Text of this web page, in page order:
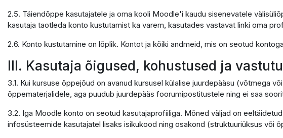
2.5. Täiendõppe kasutajatele ja oma kooli Moodle'i kaudu sisenevatele
kasutaja taotleda konto kustutamist ka varem, kasutades vastavat linki oma
2.6. Konto kustutamine on lõplik. Kontot ja kõiki andmeid, mis on seotud
III. Kasutaja õigused, kohustused ja
3.1. Kui kursuse õppejõud on avanud kursusel külalise juurdepääsu (võtmega
õppematerjalidele, aga puudub juurdepääs foorumipostitustele ning ei saa
3.2. Iga Moodle konto on seotud kasutajaprofiiliga. Mõned väljad on
infosüsteemide kasutajatel lisaks isikukood ning osakond (struktuuriüksus või